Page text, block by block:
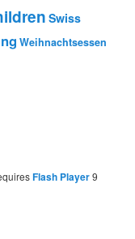
Swiss
Weihnachtsessen
Flash Player9